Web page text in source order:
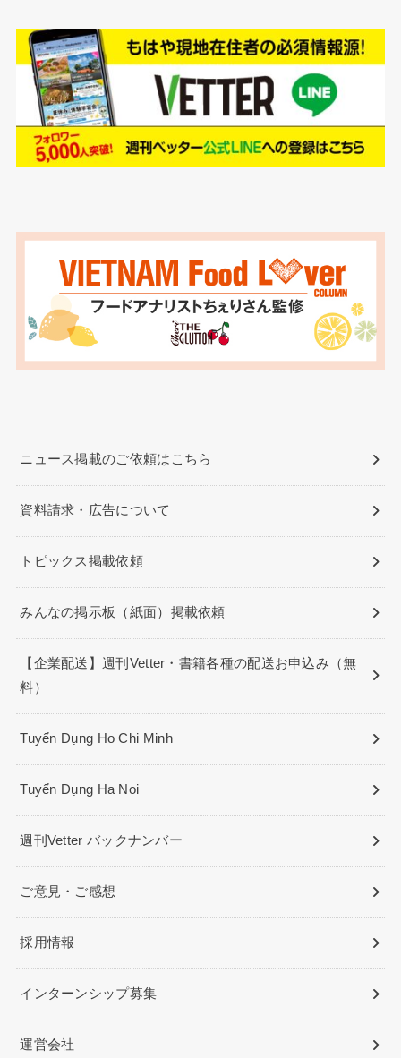
ニュース掲載のご依頼はこちら
資料請求・広告について
トピックス掲載依頼
みんなの掲示板（紙面）掲載依頼
【企業配送】週刊Vetter・書籍各種の配送お申込み（無
料）
Tuyển Dụng Ho Chi Minh
Tuyển Dụng Ha Noi
週刊Vetter バックナンバー
ご意見・ご感想
採用情報
インターンシップ募集
運営会社